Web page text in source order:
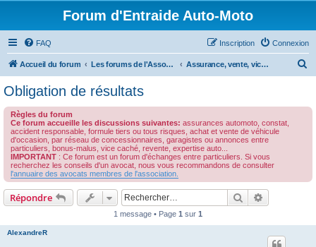
Forum d'Entraide Auto-Moto
FAQ Connexion
Inscription
Accueil du forum Les forums de l'Association des Avocats de l'Automobile Assurance, vente, vice cachés, responsabilité professionnelle des garagistes
h
Obligation de résultats
Règles du forum
Ce forum accueille les discussions suivantes: assurances automoto, constat,
accident responsable, formule tiers ou tous risques, achat et vente de véhicule
d'occasion, par réseau de concessionnaires, garagistes ou annonces entre
particuliers, bonus-malus, vice caché, revente, expertise auto...
IMPORTANT : Ce forum est un forum d'échanges entre particuliers. Si vous
recherchez les conseils d'un avocat, nous vous recommandons de consulter
l'annuaire des avocats membres de l'association.
Répondre Rechercher
1 message • Page 1 sur 1
AlexandreR